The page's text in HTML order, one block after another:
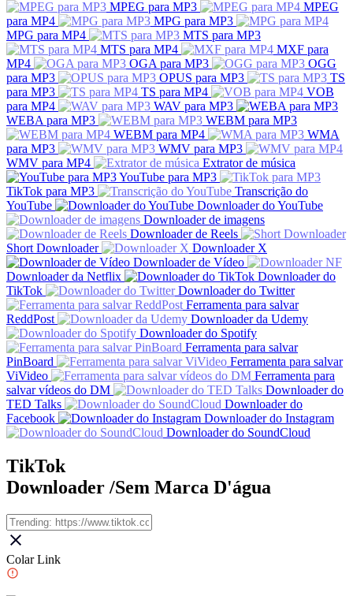
MPEG para MP3
MPEG
para MP4
MPG para MP3
MPG para MP4
MTS para MP3
MTS para MP4
MXF para
MP4
OGA para MP3
OGG
para MP3
OPUS para MP3
TS
para MP3
TS para MP4
VOB
para MP4
WAV para MP3
WEBA para MP3
WEBM para MP3
WEBM para MP4
WMA
para MP3
WMV para MP3
WMV para MP4
Extrator de música
YouTube para MP3
TikTok para MP3
Transcrição do
YouTube
Downloader do YouTube
Downloader de imagens
Downloader de Reels
Short Downloader
Downloader X
Downloader de Vídeo
Downloader da Netflix
Downloader do
TikTok
Downloader do Twitter
Ferramenta para salvar
ReddPost
Downloader da Udemy
Downloader do Spotify
Ferramenta para salvar
PinBoard
Ferramenta para salvar
ViVideo
Ferramenta para
salvar vídeos do DM
Downloader do
TED Talks
Downloader do
Facebook
Downloader do Instagram
Downloader do SoundCloud
TikTok
Downloader /Sem Marca D'água
Colar Link